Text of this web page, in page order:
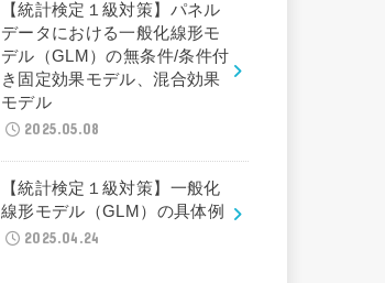
【統計検定１級対策】パネル
データにおける一般化線形モ
デル（GLM）の無条件/条件付
き固定効果モデル、混合効果
モデル
2025.05.08
【統計検定１級対策】一般化
線形モデル（GLM）の具体例
2025.04.24